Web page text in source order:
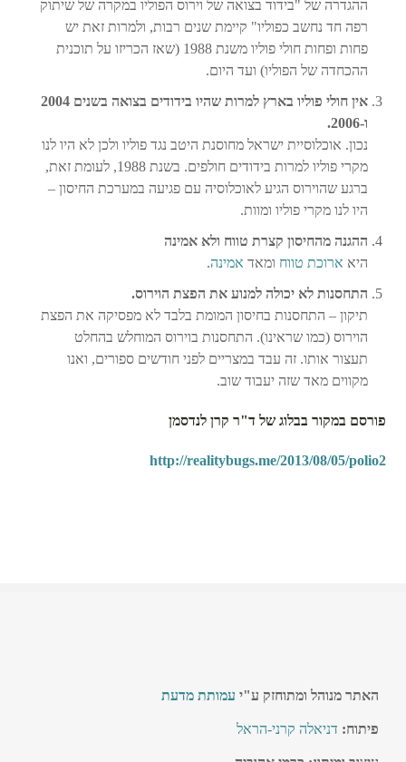
ההגדרה של "בידוד בצואה של וירוס הפוליו במקרה של שיתוק
רפה חד נחשב כפוליו" קיימת שנים רבות, ולמרות זאת יש
פחות ופחות חולי פוליו משנת 1988 (שאז הכריזו על תוכנית
ההכחדה של הפוליו) ועד היום.
אין חולי פוליו בארץ למרות שהיו בידודים בצואה בשנים 2004
ו-2006.
נכון. אוכלוסיית ישראל מחוסנת היטב נגד פוליו ולכן לא היו לנו
מקרי פוליו למרות בידודים חולפים. בשנת 1988, לעומת זאת,
ברגע שהוירוס הגיע לאוכלוסיה עם פגיעה במערכת החיסון –
היו לנו מקרי פוליו ומוות.
ההגנה מהחיסון קצרת טווח ולא אמינה
היא ארוכת טווח ומאד אמינה.
התחסנות לא יכולה למנוע את הפצת הוירוס.
תיקון – התחסנות בחיסון המומת בלבד לא מפסיקה את הפצת
הוירוס (כמו שראינו). התחסנות בוירוס המוחלש בהחלט
תעצור אותו. זה עבד במצריים לפני חודשים ספורים, ואנו
מקווים מאד שזה יעבוד שוב.
פורסם במקור בבלוג של ד"ר קרן לנדסמן
http://realitybugs.me/2013/08/05/polio2
האתר מנוהל ומתוחזק ע"י עמותת מדעת
פיתוח: דניאלה קרני-הראל